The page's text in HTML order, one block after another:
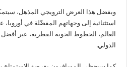
وبفضل هذا العرض الترويجي المذهل،
استثنائية إلى وجهاتهم المفضّلة في
العالم، الخطوط الجوية القطرية، عبر
الدولي.